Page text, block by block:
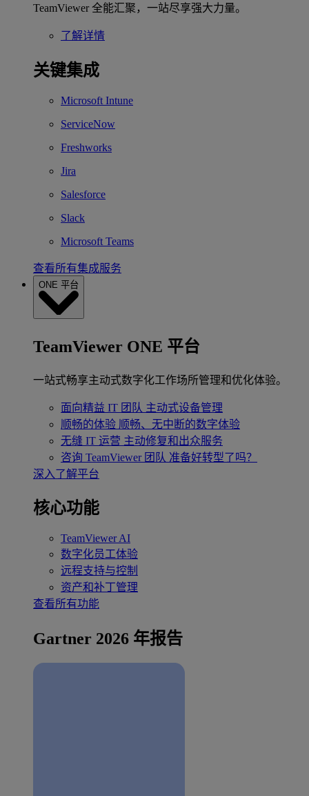
TeamViewer 全能汇聚，一站尽享强大力量。
了解详情
关键集成
Microsoft Intune
ServiceNow
Freshworks
Jira
Salesforce
Slack
Microsoft Teams
查看所有集成服务
ONE 平台
TeamViewer ONE 平台
一站式畅享主动式数字化工作场所管理和优化体验。
面向精益 IT 团队 主动式设备管理
顺畅的体验 顺畅、无中断的数字体验
无缝 IT 运营 主动修复和出众服务
咨询 TeamViewer 团队 准备好转型了吗？
深入了解平台
核心功能
TeamViewer AI
数字化员工体验
远程支持与控制
资产和补丁管理
查看所有功能
Gartner 2026 年报告